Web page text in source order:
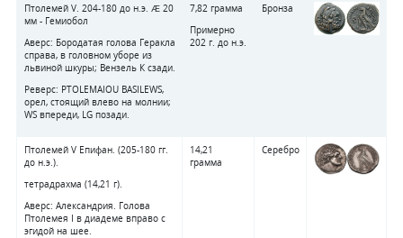
Птолемей V. 204-180 до н.э. Æ 20
мм - Гемиобол
Аверс: Бородатая голова Геракла
справа, в головном уборе из
львиной шкуры; Вензель К сзади.
Реверс: PTOLEMAIOU BASILEWS,
орел, стоящий влево на молнии;
WS впереди, LG позади.
7,82 грамма
Примерно
202 г. до н.э.
Бронза
Птолемей V Епифан. (205-180 гг.
до н.э.).
тетрадрахма (14,21 г).
Аверс: Александрия. Голова
Птолемея I в диадеме вправо с
эгидой на шее.
14,21
грамма
Серебро